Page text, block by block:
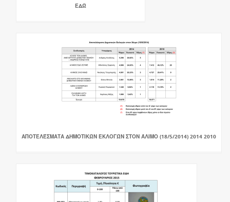
ΕΔΏ
ΑΠΟΤΕΛΈΣΜΑΤΑ ΔΗΜΟΤΙΚΏΝ ΕΚΛΟΓΏΝ ΣΤΟΝ ΆΛΙΜΟ (18/5/2014) 2014 2010